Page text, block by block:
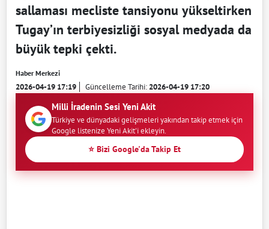
sallaması mecliste tansiyonu yükseltirken
Tugay’ın terbiyesizliği sosyal medyada da
büyük tepki çekti.
Haber Merkezi
2026-04-19 17:19 Güncelleme Tarihi:2026-04-19 17:20
Milli İradenin Sesi Yeni Akit
Türkiye ve dünyadaki gelişmeleri yakından takip etmek için
Google listenize Yeni Akit'i ekleyin.
⭐ Bizi Google'da Takip Et